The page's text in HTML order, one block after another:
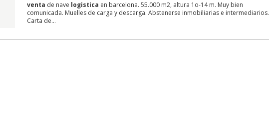
venta de nave logistica en barcelona. 55.000 m2, altura 1o-14 m. Muy bien
comunicada. Muelles de carga y descarga. Abstenerse inmobiliarias e intermediarios.
Carta de...